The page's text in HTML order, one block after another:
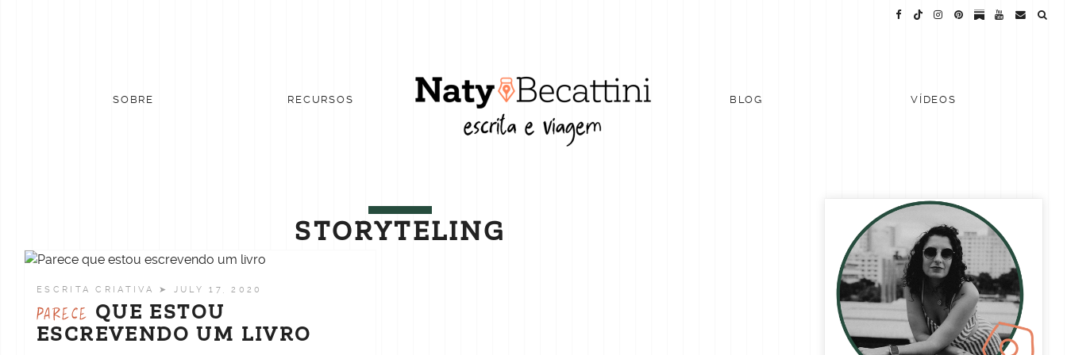
SOBRE RECURSOS BLOG VÍDEOS
STORYTELING
ESCRITA CRIATIVA ➤ JULY 17, 2020
PARECE QUE ESTOU
ESCREVENDO UM LIVRO